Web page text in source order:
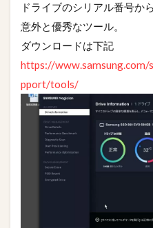
ドライブのシリアル番号か
意外と優秀なツール。
ダウンロードは下記
https://
pport/tools/